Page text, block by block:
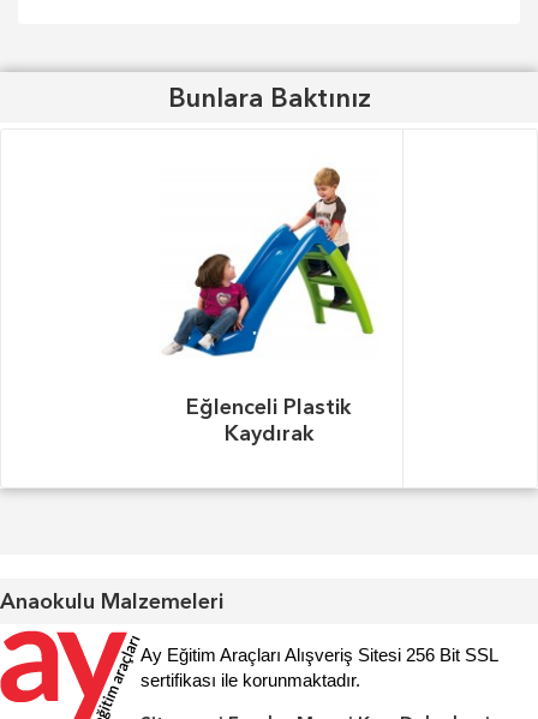
Bunlara Baktınız
Eğlenceli Plastik
Kaydırak
Anaokulu Malzemeleri
Ay Eğitim Araçları Alışveriş Sitesi 256 Bit SSL
sertifikası ile korunmaktadır.